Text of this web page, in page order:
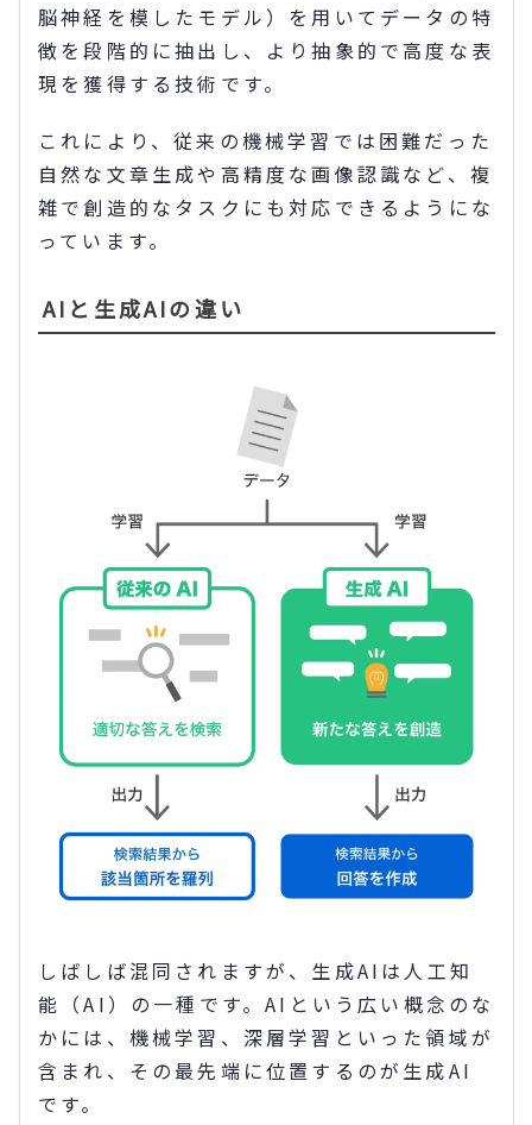
脳神経を模したモデル）を用いてデータの特
徴を段階的に抽出し、より抽象的で高度な表
現を獲得する技術です。
これにより、従来の機械学習では困難だった
自然な文章生成や高精度な画像認識など、複
雑で創造的なタスクにも対応できるようにな
っています。
AIと生成AIの違い
しばしば混同されますが、生成AIは人工知
能（AI）の一種です。AIという広い概念のな
かには、機械学習、深層学習といった領域が
含まれ、その最先端に位置するのが生成AI
です。